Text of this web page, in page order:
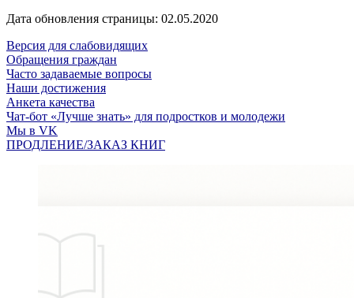
Дата обновления страницы: 02.05.2020
Версия для слабовидящих
Обращения граждан
Часто задаваемые вопросы
Наши достижения
Анкета качества
Чат-бот «Лучше знать» для подростков и молодежи
Мы в VK
ПРОДЛЕНИЕ/ЗАКАЗ КНИГ